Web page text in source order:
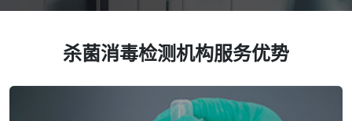
杀菌消毒检测机构服务优势